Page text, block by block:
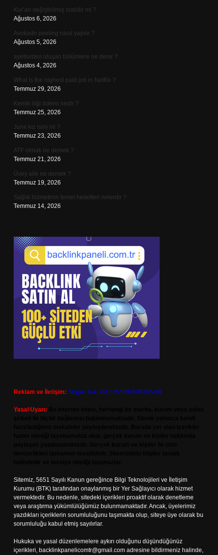
Kur’an değiştirilmiş olabilir mi ?
Ağustos 6, 2026
Avokado peeling nasıl yapılır ?
Ağustos 5, 2026
ayetlerden oluşan bölümlere ne denir ?
Ağustos 4, 2026
What is the highest paid job in Netflix ?
Temmuz 29, 2026
Kemik iliği ödemi nedir ?
Temmuz 25, 2026
June kız ismi mi ?
Temmuz 23, 2026
ATF olmak ne demek ?
Temmuz 21, 2026
Üvey aile ne demek ?
Temmuz 19, 2026
Sağlık hizmetinin temel hedefleri nelerdir ?
Temmuz 14, 2026
Reklam ve İletişim: Skype: live:.cid.575569c608265c69
Yasal Uyarı:
Sitemiz, 5651 Sayılı Kanun gereğince Bilgi Teknolojileri ve İletişim
Kurumu (BTK) tarafından onaylanmış bir Yer Sağlayıcı olarak hizmet
vermektedir. Bu nedenle, sitedeki içerikleri proaktif olarak denetleme
veya araştırma yükümlülüğümüz bulunmamaktadır. Ancak, üyelerimiz
yazdıkları içeriklerin sorumluluğunu taşımakta olup, siteye üye olarak bu
sorumluluğu kabul etmiş sayılırlar.
Hukuka ve yasal düzenlemelere aykırı olduğunu düşündüğünüz
içerikleri, backlinkpanelicomtr@gmail.com adresine bildirmeniz halinde,